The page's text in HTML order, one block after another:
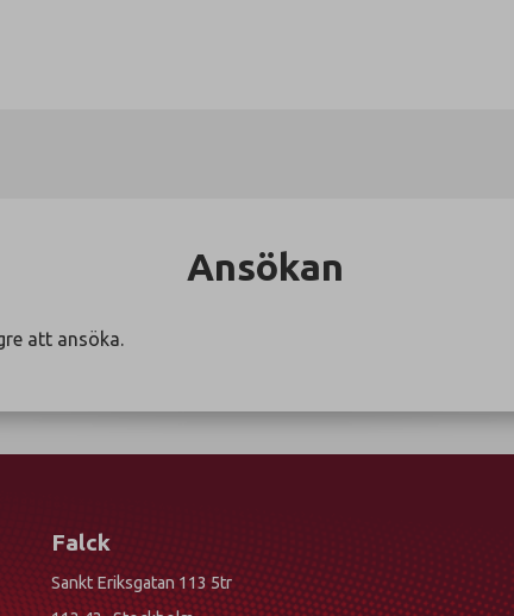
Ansökan
att ansöka.
Falck
Sankt Eriksgatan 113 5tr